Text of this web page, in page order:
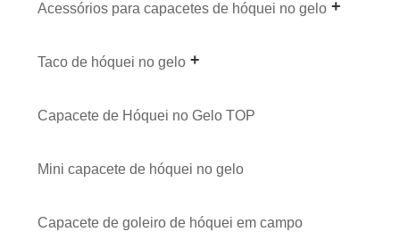
Acessórios para capacetes de hóquei no gelo
Taco de hóquei no gelo
Capacete de Hóquei no Gelo TOP
Mini capacete de hóquei no gelo
Capacete de goleiro de hóquei em campo